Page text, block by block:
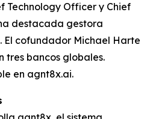
Technology Officer y Chief
destacada gestora
cofundador Michael Harte
tres bancos globales.
en agnt8x.ai.